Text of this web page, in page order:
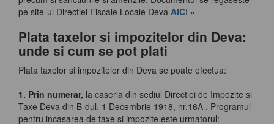
pe site-ul Directiei Fiscale Locale Deva AICI »
Plata taxelor si impozitelor din Deva:
unde si cum se pot plati
Plata taxelor si impozitelor din Deva se poate efectua:
1. Prin numerar, la caseria din sediul Directiei de Impozite si
Taxe Deva din B-dul. 1 Decembrie 1918, nr.16A . Programul
pentru incasarea de taxe si impozite este urmatorul: